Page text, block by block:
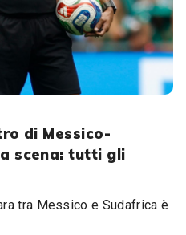
di Messico-
scena: tutti gli
tra Messico e Sudafrica è